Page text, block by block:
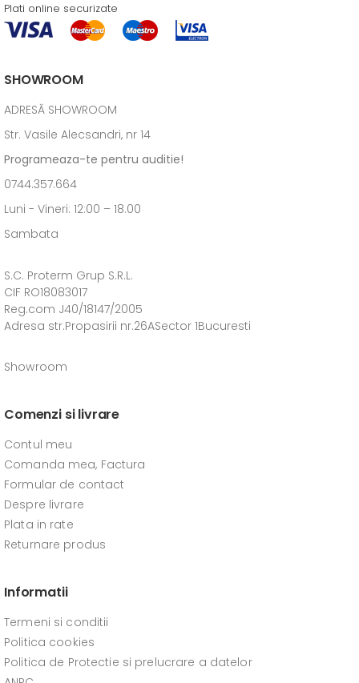
Plati online securizate
SHOWROOM
ADRESĂ SHOWROOM
Str. Vasile Alecsandri, nr 14
Programeaza-te pentru auditie!
0744.357.664
Luni - Vineri: 12:00 – 18.00
Sambata
S.C. Proterm Grup S.R.L.
CIF RO18083017
Reg.com J40/18147/2005
Adresa str.Propasirii nr.26ASector 1Bucuresti
Showroom
Comenzi si livrare
Contul meu
Comanda mea, Factura
Formular de contact
Despre livrare
Plata in rate
Returnare produs
Informatii
Termeni si conditii
Politica cookies
Politica de Protectie si prelucrare a datelor